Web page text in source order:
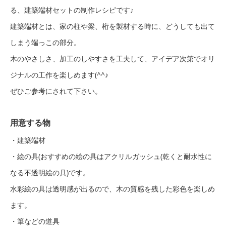
る、建築端材セットの制作レシピです♪
建築端材とは、家の柱や梁、桁を製材する時に、どうしても出て
しまう端っこの部分。
木のやさしさ、加工のしやすさを工夫して、アイデア次第でオリ
ジナルの工作を楽しめます(^^♪
ぜひご参考にされて下さい。
用意する物
・建築端材
・絵の具(おすすめの絵の具はアクリルガッシュ(乾くと耐水性に
なる不透明絵の具)です。
水彩絵の具は透明感が出るので、木の質感を残した彩色を楽しめ
ます。
・筆などの道具